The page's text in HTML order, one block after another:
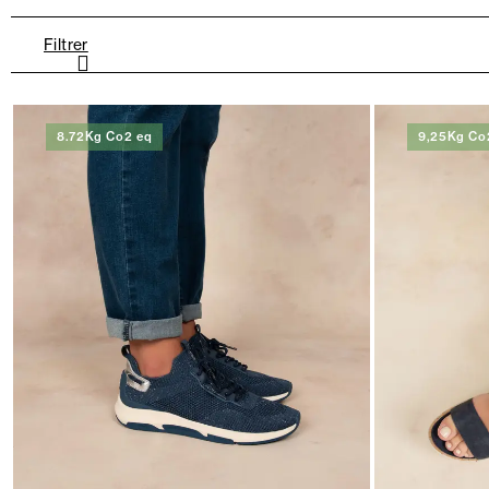
Filtrer
8.72Kg Co2 eq 9,25Kg